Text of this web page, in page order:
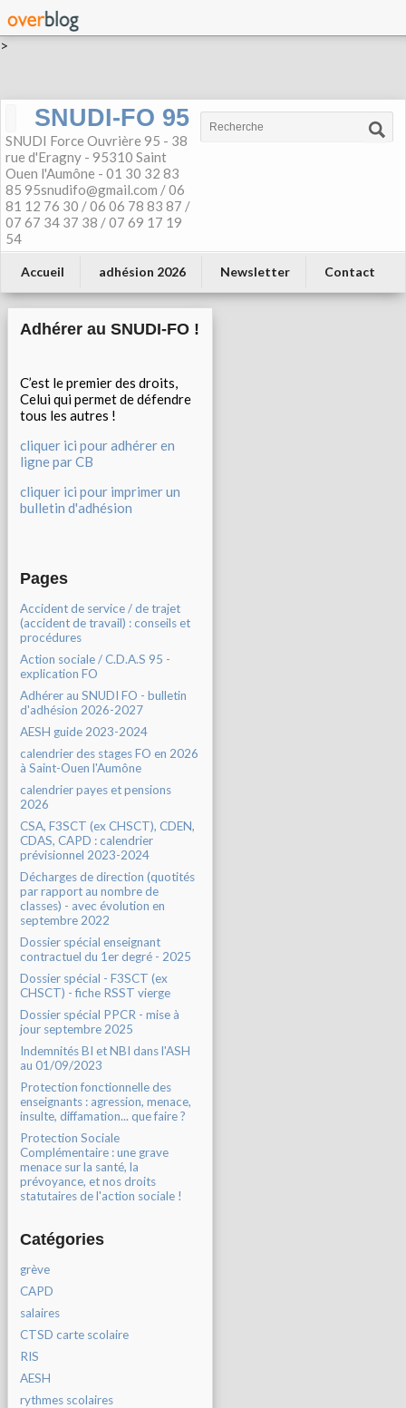
>
SNUDI-FO 95
SNUDI Force Ouvrière 95 - 38
rue d'Eragny - 95310 Saint
Ouen l'Aumône - 01 30 32 83
85 95snudifo@gmail.com / 06
81 12 76 30 / 06 06 78 83 87 /
07 67 34 37 38 / 07 69 17 19
54
Accueil adhésion 2026 Newsletter Contact
Adhérer au SNUDI-FO !
C’est le premier des droits,
Celui qui permet de défendre
tous les autres !
cliquer ici pour adhérer en
ligne par CB
cliquer ici pour imprimer un
bulletin d'adhésion
Pages
Accident de service / de trajet
(accident de travail) : conseils et
procédures
Action sociale / C.D.A.S 95 -
explication FO
Adhérer au SNUDI FO - bulletin
d'adhésion 2026-2027
AESH guide 2023-2024
calendrier des stages FO en 2026
à Saint-Ouen l'Aumône
calendrier payes et pensions
2026
CSA, F3SCT (ex CHSCT), CDEN,
CDAS, CAPD : calendrier
prévisionnel 2023-2024
Décharges de direction (quotités
par rapport au nombre de
classes) - avec évolution en
septembre 2022
Dossier spécial enseignant
contractuel du 1er degré - 2025
Dossier spécial - F3SCT (ex
CHSCT) - fiche RSST vierge
Dossier spécial PPCR - mise à
jour septembre 2025
Indemnités BI et NBI dans l'ASH
au 01/09/2023
Protection fonctionnelle des
enseignants : agression, menace,
insulte, diffamation... que faire ?
Protection Sociale
Complémentaire : une grave
menace sur la santé, la
prévoyance, et nos droits
statutaires de l'action sociale !
Catégories
grève
CAPD
salaires
CTSD carte scolaire
RIS
AESH
rythmes scolaires